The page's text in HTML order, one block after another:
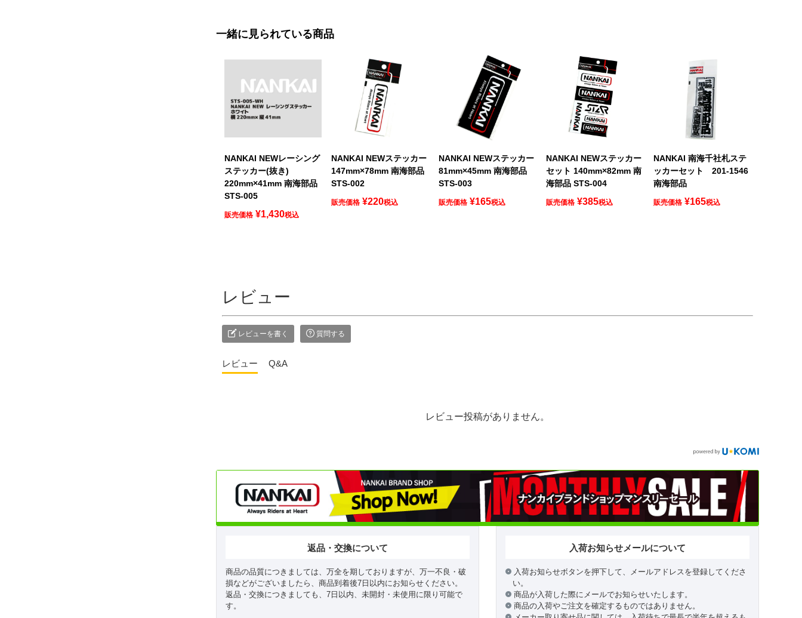
一緒に見られている商品
NANKAI NEWレーシング
ステッカー(抜き)
220mm×41mm 南海部品
STS-005
販売価格 ¥1,430税込
NANKAI NEWステッカー
147mm×78mm 南海部品
STS-002
販売価格 ¥220税込
NANKAI NEWステッカー
81mm×45mm 南海部品
STS-003
販売価格 ¥165税込
NANKAI NEWステッカー
セット 140mm×82mm 南
海部品 STS-004
販売価格 ¥385税込
NANKAI 南海千社札ステ
ッカーセット 201-1546
南海部品
販売価格 ¥165税込
レビュー
レビューを書く 質問する
レビュー Q&A
レビュー投稿がありません。
返品・交換について
商品の品質につきましては、万全を期しておりますが、万一不良・破
損などがございましたら、商品到着後7日以内にお知らせください。
返品・交換につきましても、7日以内、未開封・未使用に限り可能で
す。
入荷お知らせメールについて
入荷お知らせボタンを押下して、メールアドレスを登録してくださ
い。
商品が入荷した際にメールでお知らせいたします。
商品の入荷やご注文を確定するものではありません。